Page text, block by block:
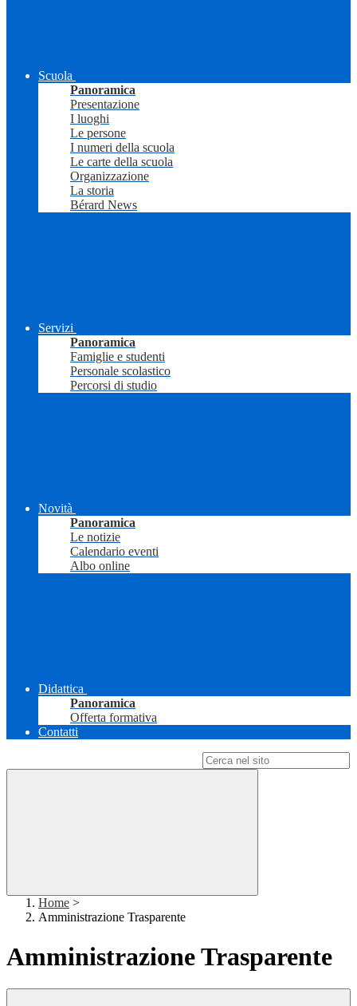
Scuola
Panoramica
Presentazione
I luoghi
Le persone
I numeri della scuola
Le carte della scuola
Organizzazione
La storia
Bérard News
Servizi
Panoramica
Famiglie e studenti
Personale scolastico
Percorsi di studio
Novità
Panoramica
Le notizie
Calendario eventi
Albo online
Didattica
Panoramica
Offerta formativa
Contatti
Home >
Amministrazione Trasparente
Amministrazione Trasparente